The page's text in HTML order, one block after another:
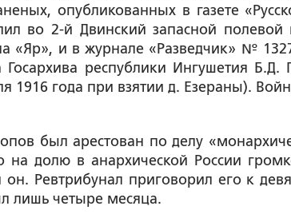
опубликованных в газете
во 2-й Двинский запасной полевой
«Яр», и в журнале «Разведчик» №
Госархива республики Ингушетия
1916 года при взятии д. Езераны).
был арестован по делу
долю в анархической России
он. Ревтрибунал приговорил его к
лишь четыре месяца.